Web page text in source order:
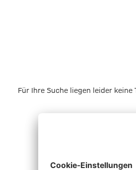
Für Ihre Suche liegen leider